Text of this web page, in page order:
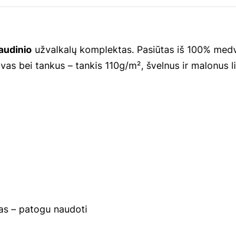
užvalkalų komplektas. Pasiūtas iš 100%
bei tankus – tankis 110g/m², švelnus ir
– patogu naudoti